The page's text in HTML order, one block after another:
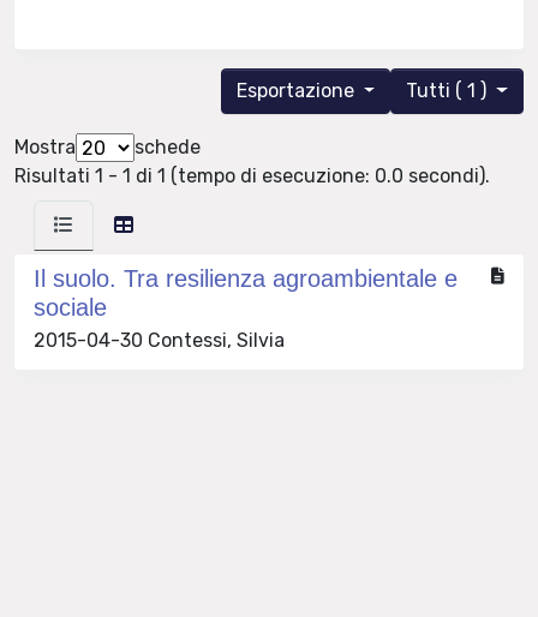
Tutti ( 1 )
Esportazione
Mostra
schede
Risultati 1 - 1 di 1 (tempo di esecuzione: 0.0 secondi).
Il suolo. Tra resilienza agroambientale e
sociale
2015-04-30 Contessi, Silvia